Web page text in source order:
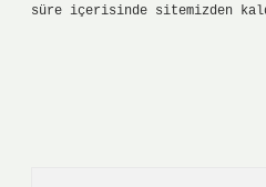
süre içerisinde sitemizden